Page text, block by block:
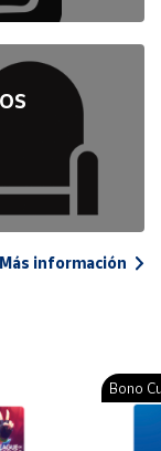
Más información
Bono